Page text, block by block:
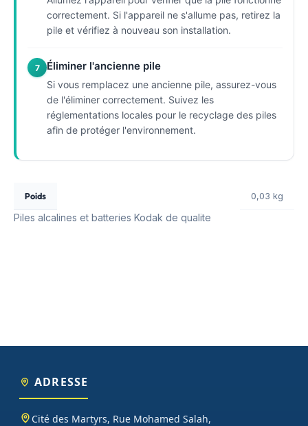
correctement. Si l'appareil ne s'allume pas, retirez la
pile et vérifiez à nouveau son installation.
7 Éliminer l'ancienne pile
Si vous remplacez une ancienne pile, assurez-vous
de l'éliminer correctement. Suivez les
réglementations locales pour le recyclage des piles
afin de protéger l'environnement.
Poids 0,03 kg
Piles alcalines et batteries Kodak de qualite
ADRESSE
Cité des Martyrs, Rue Mohamed Salah,